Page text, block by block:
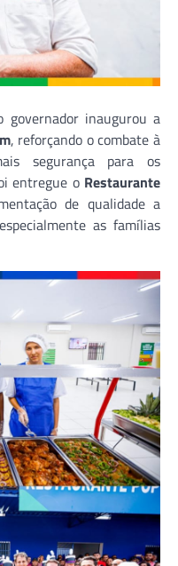
governador inaugurou a
, reforçando o combate à
segurança para os
entregue o Restaurante
de qualidade a
as famílias